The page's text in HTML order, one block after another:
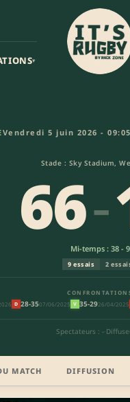
▾
(66-12) |
Vendredi 5 juin 2026 - 09:05
Stade : Sky Stadium,
66-
Mi-temps : 38 - 9
9 essais 2
D 28-3507/06/2025 V 35-2926/04/2025
Spectateurs : -·
MATCH DIFFUSION